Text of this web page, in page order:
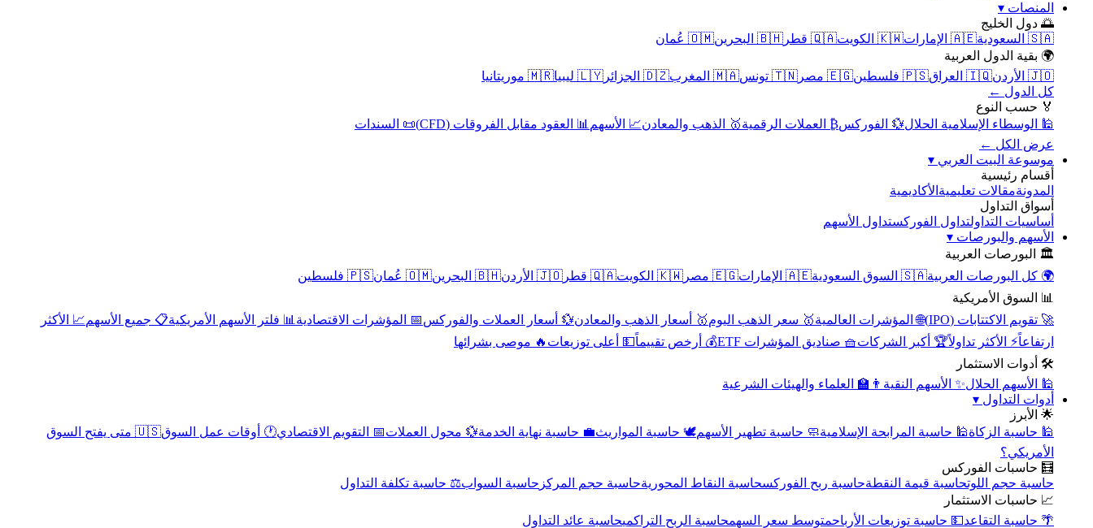
المنصات ▾
🌅 دول الخليج
🇸🇦 السعودية
🇦🇪 الإمارات 🇰🇼 الكويت 🇶🇦 قطر 🇧🇭 البحرين
🇴🇲 عُمان
🌍 بقية الدول العربية
🇯🇴 الأردن
🇮🇶 العراق 🇵🇸 فلسطين 🇪🇬 مصر 🇹🇳 تونس 🇲🇦 المغرب 🇩🇿 الجزائر 🇱🇾 ليبيا
🇲🇷 موريتانيا
كل الدول ←
🏅 حسب النوع
🕌 الوسطاء الإسلامية الحلال💱 الفوركس₿ العملات الرقمية🥇 الذهب والمعادن📈 الأسهم 📊 العقود مقابل الفروقات (CFD)
📜 السندات
عرض الكل ←
موسوعة البيت العربي ▾
أقسام رئيسية
المدونةمقالات تعليمية الأكاديمية
أسواق التداول
أساسيات التداولتداول الفوركستداول الأسهم
الأسهم والبورصات ▾
🏛️ البورصات العربية
🌍 كل البورصات العربية🇸🇦 السوق السعودية 🇦🇪 الإمارات 🇪🇬 مصر 🇰🇼 الكويت 🇶🇦 قطر 🇯🇴 الأردن 🇧🇭 البحرين 🇴🇲 عُمان
🇵🇸 فلسطين
📊 السوق الأمريكية
🚀 تقويم الاكتتابات (IPO)
🌐 المؤشرات العالمية🥇 سعر الذهب اليوم🥇 أسعار الذهب والمعادن💱 أسعار العملات والفوركس📅 المؤشرات الاقتصادية 📊 فلتر الأسهم الأمريكية📋 جميع الأسهم📈 الأكثر
ارتفاعاً⚡ الأكثر تداولاً🏆 أكبر الشركات🧺 صناديق المؤشرات ETF 💰 أرخص تقييماً💵 أعلى توزيعات 🔥 موصى بشرائها
🛠️ أدوات الاستثمار
🕌 الأسهم الحلال✨ الأسهم النقية 👨‍🏫 العلماء والهيئات الشرعية
أدوات التداول ▾
🌟 الأبرز
🕌 حاسبة الزكاة🕌 حاسبة المرابحة الإسلامية🧼 حاسبة تطهير الأسهم🕊️ حاسبة المواريث💼 حاسبة نهاية الخدمة💱 محول العملات📅 التقويم الاقتصادي🕐 أوقات عمل السوق
🇺🇸 متى يفتح السوق
الأمريكي؟
🧮 حاسبات الفوركس
حاسبة حجم اللوتحاسبة قيمة النقطةحاسبة ربح الفوركسحاسبة النقاط المحوريةحاسبة حجم المركز حاسبة السواب⚖️ حاسبة تكلفة التداول
📈 حاسبات الاستثمار
🌴 حاسبة التقاعد💵 حاسبة توزيعات الأرباحمتوسط سعر السهمحاسبة الربح التراكميحاسبة عائد التداول